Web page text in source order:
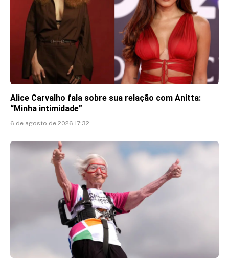
Alice Carvalho fala sobre sua relação com Anitta:
“Minha intimidade”
6 de agosto de 2026 17:32